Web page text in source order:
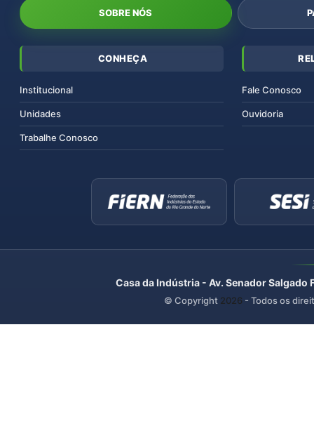
SOBRE NÓS
CONHEÇA
Institucional
Unidades
Trabalhe Conosco
Fale Conosco
Ouvidoria
Casa da Indústria - Av. Senador
© Copyright 2026 - Todos os